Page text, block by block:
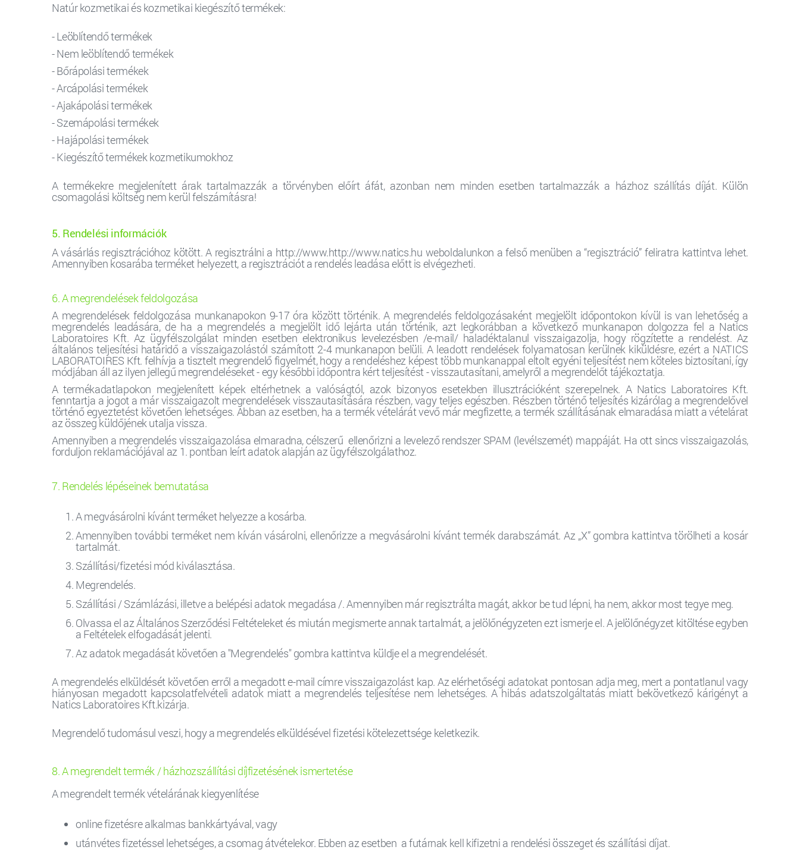
Natúr kozmetikai és kozmetikai kiegészítő termékek:
- Leöblítendő termékek
- Nem leöblítendő termékek
- Bőrápolási termékek
- Arcápolási termékek
- Ajakápolási termékek
- Szemápolási termékek
- Hajápolási termékek
- Kiegészítő termékek kozmetikumokhoz
A termékekre megjelenített árak tartalmazzák a törvényben előírt áfát, azonban nem minden esetben tartalmazzák a házhoz szállítás díját. Külön
csomagolási költség nem kerül felszámításra!
5. Rendelési információk
A vásárlás regisztrációhoz kötött. A regisztrálni a http://www.http://www.natics.hu weboldalunkon a felső menüben a “regisztráció” feliratra kattintva lehet.
Amennyiben kosarába terméket helyezett, a regisztrációt a rendelés leadása előtt is elvégezheti.
6. A megrendelések feldolgozása
A megrendelések feldolgozása munkanapokon 9-17 óra között történik. A megrendelés feldolgozásaként megjelölt időpontokon kívül is van lehetőség a
megrendelés leadására, de ha a megrendelés a megjelölt idő lejárta után történik, azt legkorábban a következő munkanapon dolgozza fel a Natics
Laboratoires Kft. Az ügyfélszolgálat minden esetben elektronikus levelezésben /e-mail/ haladéktalanul visszaigazolja, hogy rögzítette a rendelést. Az
általános teljesítési határidő a visszaigazolástól számított 2-4 munkanapon belüli. A leadott rendelések folyamatosan kerülnek kiküldésre, ezért a NATICS
LABORATOIRES Kft. felhívja a tisztelt megrendelő figyelmét, hogy a rendeléshez képest több munkanappal eltolt egyéni teljesítést nem köteles biztosítani, így
módjában áll az ilyen jellegű megrendeléseket - egy későbbi időpontra kért teljesítést - visszautasítani, amelyről a megrendelőt tájékoztatja.
A termékadatlapokon megjelenített képek eltérhetnek a valóságtól, azok bizonyos esetekben illusztrációként szerepelnek. A Natics Laboratoires Kft.
fenntartja a jogot a már visszaigazolt megrendelések visszautasítására részben, vagy teljes egészben. Részben történő teljesítés kizárólag a megrendelővel
történő egyeztetést követően lehetséges. Abban az esetben, ha a termék vételárát vevő már megfizette, a termék szállításának elmaradása miatt a vételárat
az összeg küldőjének utalja vissza.
Amennyiben a megrendelés visszaigazolása elmaradna, célszerű ellenőrizni a levelező rendszer SPAM (levélszemét) mappáját. Ha ott sincs visszaigazolás,
forduljon reklamációjával az 1. pontban leírt adatok alapján az ügyfélszolgálathoz.
7. Rendelés lépéseinek bemutatása
A megvásárolni kívánt terméket helyezze a kosárba.
Amennyiben további terméket nem kíván vásárolni, ellenőrizze a megvásárolni kívánt termék darabszámát. Az „X” gombra kattintva törölheti a kosár
tartalmát.
Szállítási/fizetési mód kiválasztása.
Megrendelés.
Szállítási / Számlázási, illetve a belépési adatok megadása /. Amennyiben már regisztrálta magát, akkor be tud lépni, ha nem, akkor most tegye meg.
Olvassa el az Általános Szerződési Feltételeket és miután megismerte annak tartalmát, a jelölőnégyzeten ezt ismerje el. A jelölőnégyzet kitöltése egyben
a Feltételek elfogadását jelenti.
Az adatok megadását követően a "Megrendelés" gombra kattintva küldje el a megrendelését.
A megrendelés elküldését követően erről a megadott e-mail címre visszaigazolást kap. Az elérhetőségi adatokat pontosan adja meg, mert a pontatlanul vagy
hiányosan megadott kapcsolatfelvételi adatok miatt a megrendelés teljesítése nem lehetséges. A hibás adatszolgáltatás miatt bekövetkező kárigényt a
Natics Laboratoires Kft.kizárja.
Megrendelő tudomásul veszi, hogy a megrendelés elküldésével fizetési kötelezettsége keletkezik.
8. A megrendelt termék / házhozszállítási díjfizetésének ismertetése
A megrendelt termék vételárának kiegyenlítése
online fizetésre alkalmas bankkártyával, vagy
utánvétes fizetéssel lehetséges, a csomag átvételekor. Ebben az esetben a futárnak kell kifizetni a rendelési összeget és szállítási díjat.